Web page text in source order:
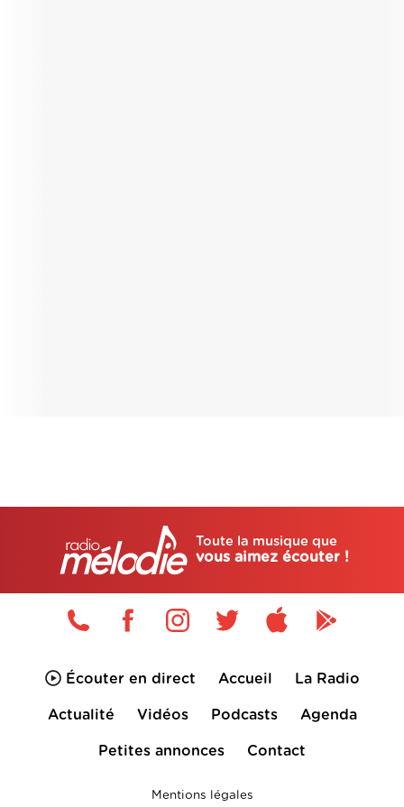
Toute la musique que
vous aimez écouter !
Écouter en direct Accueil La Radio
Actualité Vidéos Podcasts Agenda
Petites annonces Contact
Mentions légales